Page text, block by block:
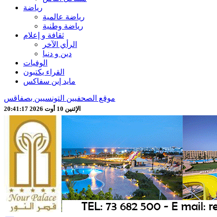
رياضة
رياضة عالمية
رياضة وطنية
ثقافة و إعلام
الرأي الآخر
دين و دنيا
الوفيات
القراء يكتبون
مايد إين سفاكس
موقع الصحفيين التونسيين بصفاقس
الإثنين 10 أوت 2026 20:41:19